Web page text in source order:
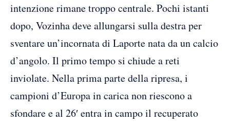
intenzione rimane troppo centrale. Pochi istanti
dopo, Vozinha deve allungarsi sulla destra per
sventare un’incornata di Laporte nata da un calcio
d’angolo. Il primo tempo si chiude a reti
inviolate. Nella prima parte della ripresa, i
campioni d’Europa in carica non riescono a
sfondare e al 26′ entra in campo il recuperato